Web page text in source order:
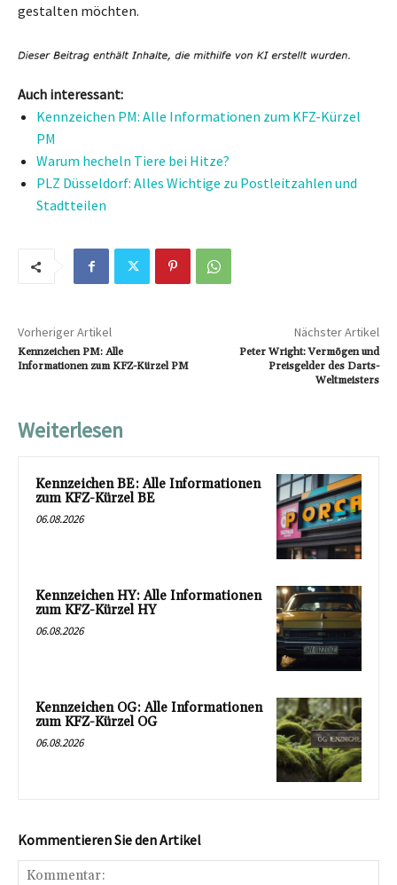
gestalten möchten.
Auch interessant:
Kennzeichen PM: Alle Informationen zum KFZ-Kürzel
PM
Warum hecheln Tiere bei Hitze?
PLZ Düsseldorf: Alles Wichtige zu Postleitzahlen und
Stadtteilen
Vorheriger Artikel
Kennzeichen PM: Alle
Informationen zum KFZ-Kürzel PM
Nächster Artikel
Peter Wright: Vermögen und
Preisgelder des Darts-
Weltmeisters
Weiterlesen
Kennzeichen BE: Alle Informationen
zum KFZ-Kürzel BE
06.08.2026
Kennzeichen HY: Alle Informationen
zum KFZ-Kürzel HY
06.08.2026
Kennzeichen OG: Alle Informationen
zum KFZ-Kürzel OG
06.08.2026
Kommentieren Sie den Artikel